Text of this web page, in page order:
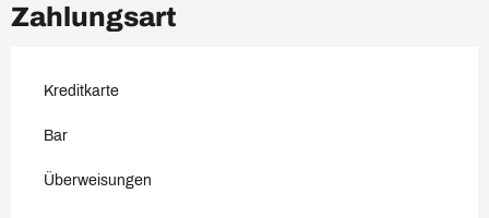
Zahlungsart
Kreditkarte
Bar
Überweisungen